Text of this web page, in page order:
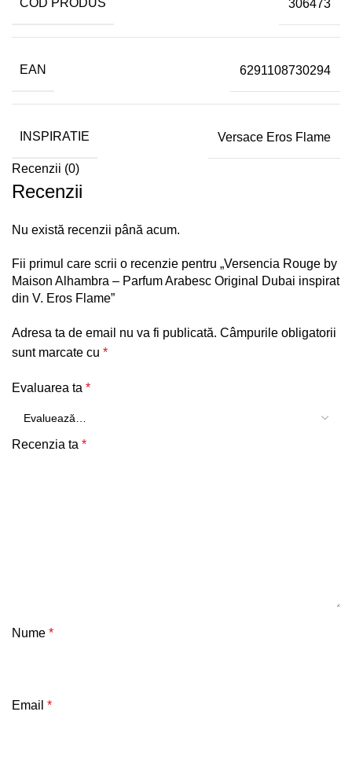
COD PRODUS 306473
EAN 6291108730294
INSPIRATIE Versace Eros Flame
Recenzii (0)
Recenzii
Nu există recenzii până acum.
Fii primul care scrii o recenzie pentru „Versencia Rouge by
Maison Alhambra – Parfum Arabesc Original Dubai inspirat
din V. Eros Flame”
Adresa ta de email nu va fi publicată. Câmpurile obligatorii
sunt marcate cu *
Evaluarea ta *
Recenzia ta *
Nume *
Email *